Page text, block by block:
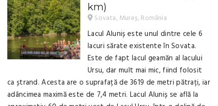
km)
Sovata, Mureș, România
Lacul Aluniș este unul dintre cele 6
lacuri sărate existente în Sovata.
Este de fapt lacul geamăn al lacului
Ursu, dar mult mai mic, fiind folosit
ca ștrand. Acesta are o suprafață de 3619 de metri pătrați, iar
adâncimea maximă este de 7,4 metri. Lacul Aluniș se află la